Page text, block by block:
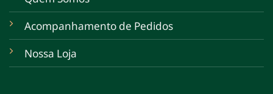
Acompanhamento de Pedidos
Nossa Loja